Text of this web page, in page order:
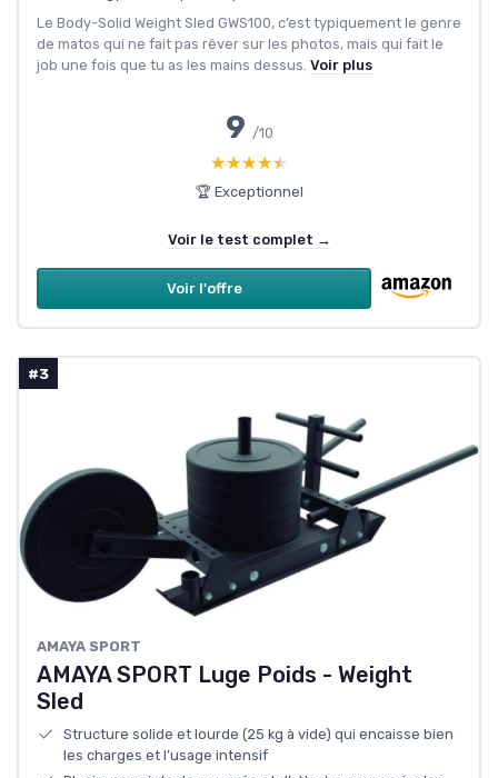
Le Body-Solid Weight Sled GWS100, c’est typiquement le genre
de matos qui ne fait pas rêver sur les photos, mais qui fait le
job une fois que tu as les mains dessus. Voir plus
9 /10
★★★★★
★★★★★
🏆 Exceptionnel
Voir le test complet →
Voir l'offre
#3
‎AMAYA SPORT
AMAYA SPORT Luge Poids - Weight
Sled
Structure solide et lourde (25 kg à vide) qui encaisse bien
les charges et l’usage intensif